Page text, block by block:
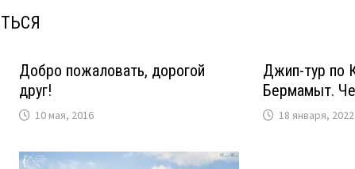
Добро пожаловать, дорогой
друг!
10 мая, 2016
Джип-тур по
Бермамыт.
18 января, 2022